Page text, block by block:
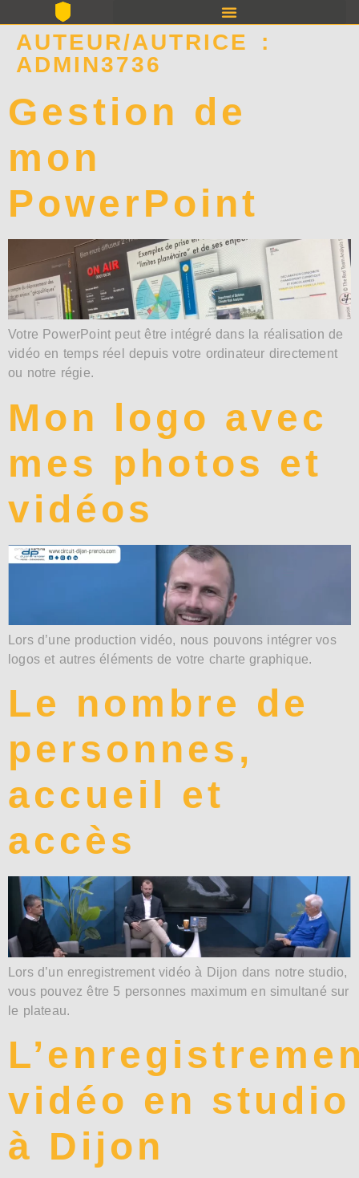
AUTEUR/AUTRICE :
ADMIN3736
Gestion de
mon
PowerPoint
Votre PowerPoint peut être intégré dans la réalisation de
vidéo en temps réel depuis votre ordinateur directement
ou notre régie.
Mon logo avec
mes photos et
vidéos
Lors d’une production vidéo, nous pouvons intégrer vos
logos et autres éléments de votre charte graphique.
Le nombre de
personnes,
accueil et
accès
Lors d’un enregistrement vidéo à Dijon dans notre studio,
vous pouvez être 5 personnes maximum en simultané sur
le plateau.
vidéo en studio
à Dijon